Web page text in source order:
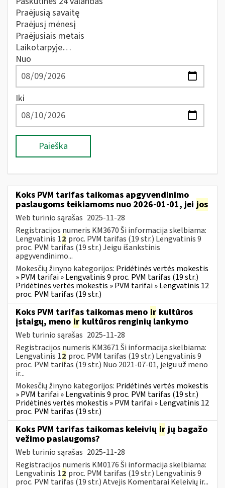
Praėjusią savaitę
Praėjusį mėnesį
Praėjusiais metais
Laikotarpyje…
Nuo
Iki
Paieška
Koks PVM tarifas taikomas apgyvendinimo
paslaugoms teikiamoms nuo 2026-01-01, jei jos
Web turinio sąrašas 2025-11-28
Registracijos numeris KM3670 Ši informacija skelbiama:
Lengvatinis 12 proc. PVM tarifas (19 str.) Lengvatinis 9
proc. PVM tarifas (19 str.) Jeigu išankstinis
apgyvendinimo...
Mokesčių žinyno kategorijos: Pridėtinės vertės mokestis
» PVM tarifai » Lengvatinis 9 proc. PVM tarifas (19 str.)
Pridėtinės vertės mokestis » PVM tarifai » Lengvatinis 12
proc. PVM tarifas (19 str.)
Koks PVM tarifas taikomas meno ir kultūros
įstaigų, meno ir kultūros renginių lankymo
Web turinio sąrašas 2025-11-28
Registracijos numeris KM3671 Ši informacija skelbiama:
Lengvatinis 12 proc. PVM tarifas (19 str.) Lengvatinis 9
proc. PVM tarifas (19 str.) Nuo 2021-07-01, jeigu už meno
ir...
Mokesčių žinyno kategorijos: Pridėtinės vertės mokestis
» PVM tarifai » Lengvatinis 9 proc. PVM tarifas (19 str.)
Pridėtinės vertės mokestis » PVM tarifai » Lengvatinis 12
proc. PVM tarifas (19 str.)
Koks PVM tarifas taikomas keleivių irjų bagažo
vežimo paslaugoms?
Web turinio sąrašas 2025-11-28
Registracijos numeris KM0176 Ši informacija skelbiama:
Lengvatinis 12 proc. PVM tarifas (19 str.) Lengvatinis 9
proc. PVM tarifas (19 str.) Atvejis Komentarai Keleivių ir...